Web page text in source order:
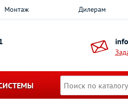
Монтаж Дилерам